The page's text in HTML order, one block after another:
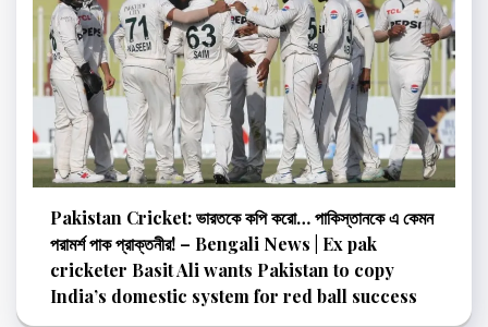
Pakistan Cricket: ভারতকে কপি করো… পাকিস্তানকে এ কেমন
পরামর্শ পাক প্রাক্তনীর! – Bengali News | Ex pak
cricketer Basit Ali wants Pakistan to copy
India’s domestic system for red ball success